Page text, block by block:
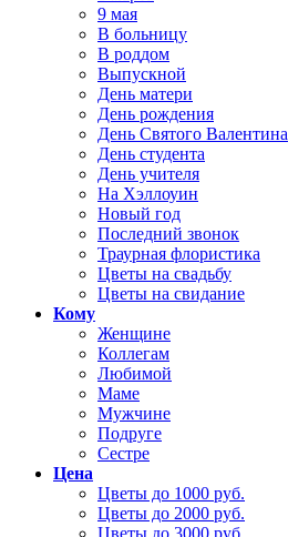
9 мая
В больницу
В роддом
Выпускной
День матери
День рождения
День Святого Валентина
День студента
День учителя
На Хэллоуин
Новый год
Последний звонок
Траурная флористика
Цветы на свадьбу
Цветы на свидание
Кому
Женщине
Коллегам
Любимой
Маме
Мужчине
Подруге
Сестре
Цена
Цветы до 1000 руб.
Цветы до 2000 руб.
Цветы до 3000 руб.